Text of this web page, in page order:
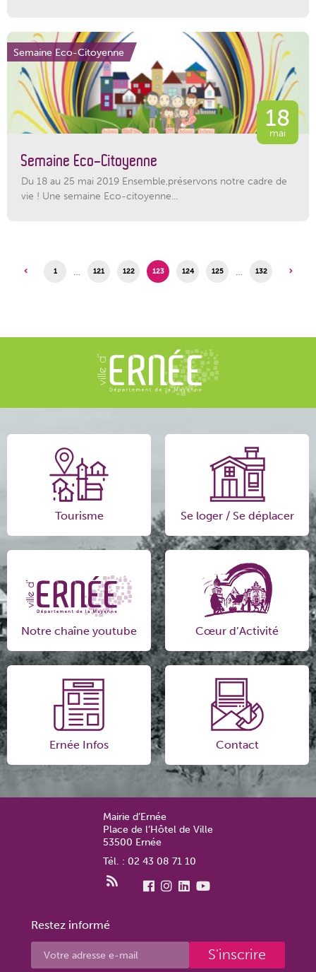
Semaine Eco-Citoyenne
18
mai
Semaine Eco-Citoyenne
Du 18 au 25 mai 2019 Ensemble,préservons notre cadre de
vie ! Une semaine Eco-citoyenne...
1 … 121 122 123 124 125 … 132
Tourisme Se loger / Se déplacer
Notre chaîne youtube Cœur d’Activité
Ernée Infos Contact
Mairie d’Ernée
Place de l’Hôtel de Ville
53500 Ernée
Tél. : 02 43 08 71 10
Restez informé
S'inscrire